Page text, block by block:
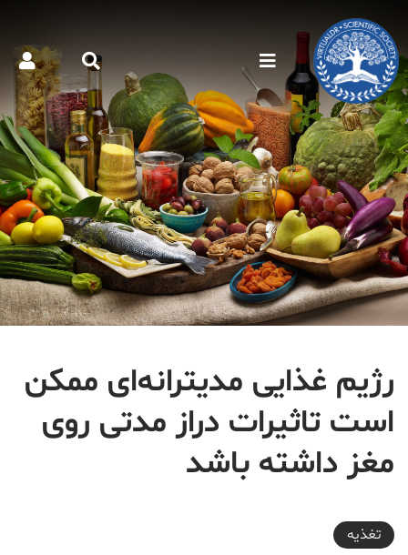
رژیم غذایی مدیترانه‌ای ممکن
است تاثیرات دراز مدتی روی
مغز داشته باشد
2017-01-07T15:29:54+03:30
تغذیه